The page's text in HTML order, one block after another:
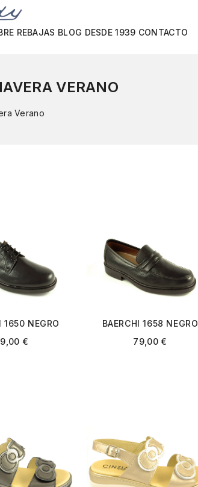
REBAJAS BLOG DESDE 1939 CONTACTO
VERANO
Verano
1650 NEGRO
€
BAERCHI 1658 NEGRO
79,00 €